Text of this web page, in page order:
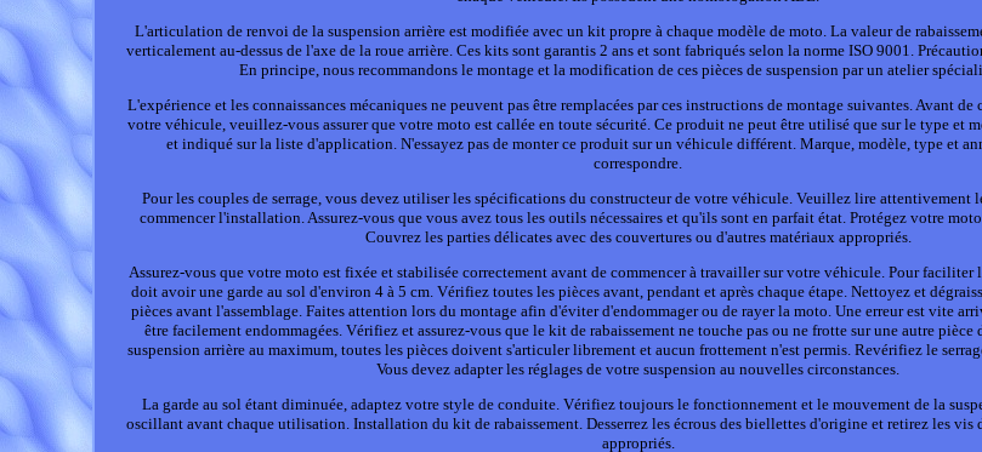
L'articulation de renvoi de la suspension arrière est modifiée avec un kit propre à chaque modèle de moto. La valeur de
verticalement au-dessus de l'axe de la roue arrière. Ces kits sont garantis 2 ans et sont fabriqués selon la norme ISO 9001.
En principe, nous recommandons le montage et la modification de ces pièces de suspension par un atelier
L'expérience et les connaissances mécaniques ne peuvent pas être remplacées par ces instructions de montage suivantes. Avant
votre véhicule, veuillez-vous assurer que votre moto est callée en toute sécurité. Ce produit ne peut être utilisé que sur le type et
et indiqué sur la liste d'application. N'essayez pas de monter ce produit sur un véhicule différent. Marque, modèle, type et
correspondre.
Pour les couples de serrage, vous devez utiliser les spécifications du constructeur de votre véhicule. Veuillez lire attentivement
commencer l'installation. Assurez-vous que vous avez tous les outils nécessaires et qu'ils sont en parfait état. Protégez votre
Couvrez les parties délicates avec des couvertures ou d'autres matériaux appropriés.
Assurez-vous que votre moto est fixée et stabilisée correctement avant de commencer à travailler sur votre véhicule. Pour faciliter
doit avoir une garde au sol d'environ 4 à 5 cm. Vérifiez toutes les pièces avant, pendant et après chaque étape. Nettoyez et
pièces avant l'assemblage. Faites attention lors du montage afin d'éviter d'endommager ou de rayer la moto. Une erreur est vite
être facilement endommagées. Vérifiez et assurez-vous que le kit de rabaissement ne touche pas ou ne frotte sur une autre pièce
suspension arrière au maximum, toutes les pièces doivent s'articuler librement et aucun frottement n'est permis. Revérifiez le
Vous devez adapter les réglages de votre suspension au nouvelles circonstances.
La garde au sol étant diminuée, adaptez votre style de conduite. Vérifiez toujours le fonctionnement et le mouvement de la
oscillant avant chaque utilisation. Installation du kit de rabaissement. Desserrez les écrous des biellettes d'origine et retirez les
appropriés.